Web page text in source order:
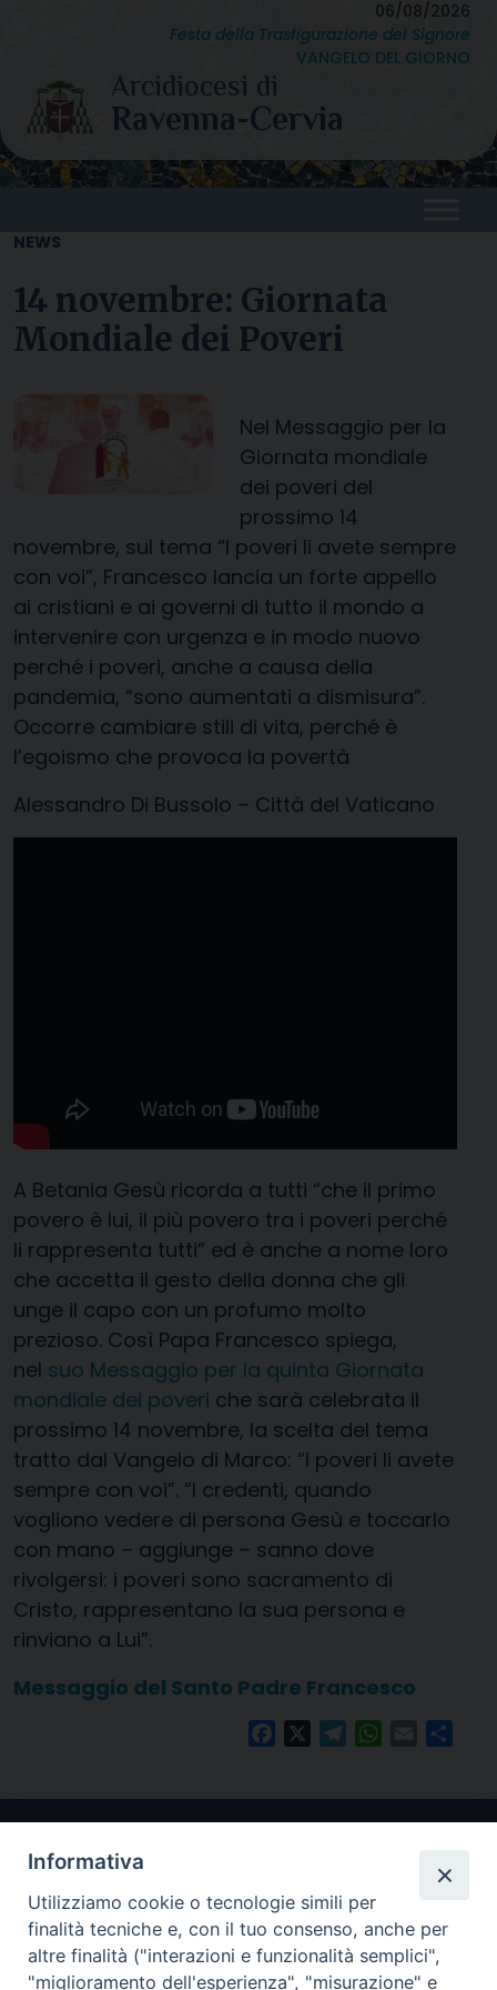
content
06/08/2026
Festa della Trasfigurazione del Signore
VANGELO DEL GIORNO
NEWS
14 novembre: Giornata
Mondiale dei Poveri
Nel Messaggio per la
Giornata mondiale
dei poveri del
prossimo 14
novembre, sul tema “I poveri li avete sempre
con voi”, Francesco lancia un forte appello
ai cristiani e ai governi di tutto il mondo a
intervenire con urgenza e in modo nuovo
perché i poveri, anche a causa della
pandemia, “sono aumentati a dismisura”.
Occorre cambiare stili di vita, perché è
l’egoismo che provoca la povertà
Alessandro Di Bussolo – Città del Vaticano
A Betania Gesù ricorda a tutti “che il primo
povero è lui, il più povero tra i poveri perché
li rappresenta tutti” ed è anche a nome loro
che accetta il gesto della donna che gli
unge il capo con un profumo molto
prezioso. Così Papa Francesco spiega,
nel suo Messaggio per la quinta Giornata
mondiale dei poveri che sarà celebrata il
prossimo 14 novembre, la scelta del tema
tratto dal Vangelo di Marco: “I poveri li avete
sempre con voi”. “I credenti, quando
vogliono vedere di persona Gesù e toccarlo
con mano – aggiunge – sanno dove
rivolgersi: i poveri sono sacramento di
Cristo, rappresentano la sua persona e
rinviano a Lui”.
Messaggio del Santo Padre Francesco
FacebookTelegramWhatsApp
Email
Informativa
Utilizziamo cookie o tecnologie simili per
finalità tecniche e, con il tuo consenso, anche per
altre finalità ("interazioni e funzionalità semplici",
"miglioramento dell'esperienza", "misurazione" e